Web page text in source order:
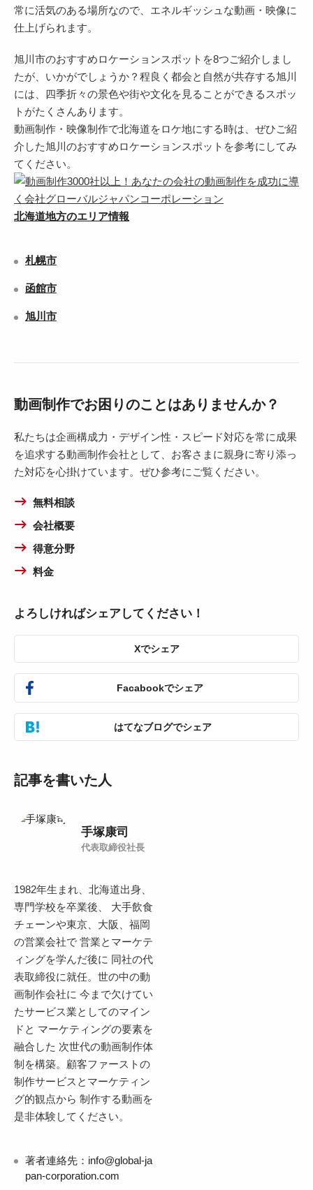
常に活気のある場所なので、エネルギッシュな動画・映像に
仕上げられます。
旭川市のおすすめロケーションスポットを8つご紹介しまし
たが、いかがでしょうか？程良く都会と自然が共存する旭川
には、四季折々の景色や街や文化を見ることができるスポッ
トがたくさんあります。
動画制作・映像制作で北海道をロケ地にする時は、ぜひご紹
介した旭川のおすすめロケーションスポットを参考にしてみ
てください。
北海道地方のエリア情報
札幌市
函館市
旭川市
動画制作でお困りのことはありませんか？
私たちは企画構成力・デザイン性・スピード対応を常に成果
を追求する動画制作会社として、お客さまに親身に寄り添っ
た対応を心掛けています。ぜひ参考にご覧ください。
無料相談
会社概要
得意分野
料金
よろしければシェアしてください！
Xでシェア
Facabookでシェア
はてなブログでシェア
記事を書いた人
手塚康司
代表取締役社長
1982年生まれ、北海道出身、
専門学校を卒業後、 大手飲食
チェーンや東京、大阪、福岡
の営業会社で 営業とマーケテ
ィングを学んだ後に 同社の代
表取締役に就任。世の中の動
画制作会社に 今まで欠けてい
たサービス業としてのマイン
ドと マーケティングの要素を
融合した 次世代の動画制作体
制を構築。顧客ファーストの
制作サービスとマーケティン
グ的観点から 制作する動画を
是非体験してください。
著者連絡先：info@global-ja
pan-corporation.com